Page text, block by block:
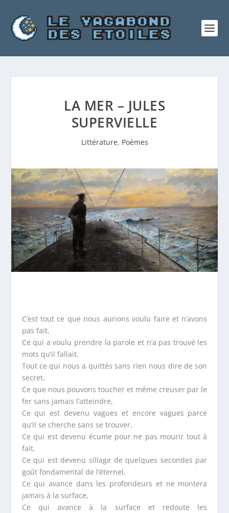
LA MER – JULES
SUPERVIELLE
Littérature, Poèmes
C’est tout ce que nous aurions voulu faire et n’avons
pas fait,
Ce qui a voulu prendre la parole et n’a pas trouvé les
mots qu’il fallait,
Tout ce qui nous a quittés sans rien nous dire de son
secret,
Ce que nous pouvons toucher et même creuser par le
fer sans jamais l’atteindre,
Ce qui est devenu vagues et encore vagues parce
qu’il se cherche sans se trouver,
Ce qui est devenu écume pour ne pas mourir tout à
fait,
Ce qui est devenu sillage de quelques secondes par
goût fondamental de l’éternel,
Ce qui avance dans les profondeurs et ne montera
jamais à la surface,
Ce qui avance à la surface et redoute les